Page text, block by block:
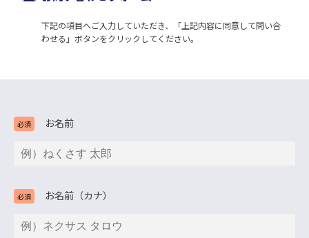
下記の項目へご入力していただき、「上記内容に同意して問い合
わせる」ボタンをクリックしてください。
必須 お名前
必須 お名前（カナ）